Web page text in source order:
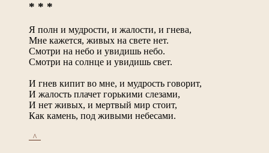
* * *
Я полн и мудрости, и жалости, и гнева,
Мне кажется, живых на свете нет.
Смотри на небо и увидишь небо.
Смотри на солнце и увидишь свет.
И гнев кипит во мне, и мудрость говорит,
И жалость плачет горькими слезами,
И нет живых, и мертвый мир стоит,
Как камень, под живыми небесами.
_^_